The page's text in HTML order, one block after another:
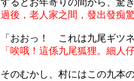
するとお年寄りの間から、驚
過後，老人家之間，發出發痴驚
「おおっ！ これは九尾ギツ
「 唉哦 ！這係九尾狐狸。細人
そのむかし、村にはこの九本